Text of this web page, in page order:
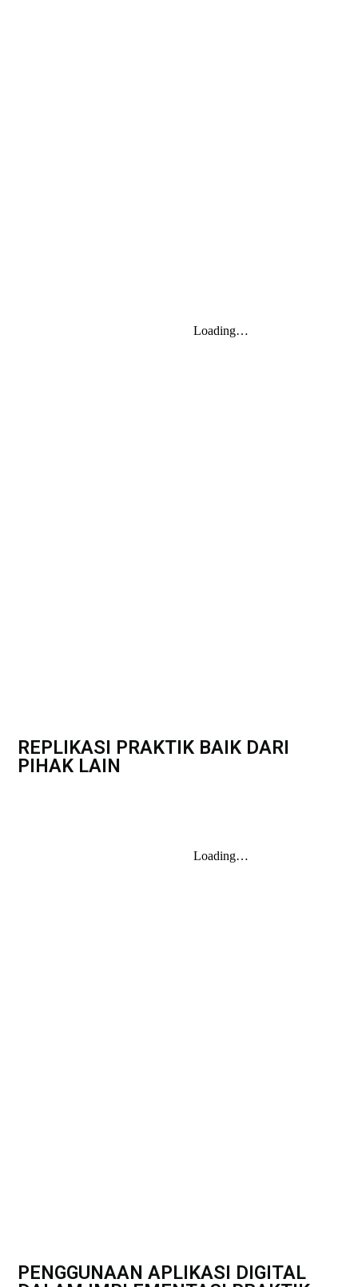
REPLIKASI PRAKTIK BAIK DARI
PIHAK LAIN
PENGGUNAAN APLIKASI DIGITAL